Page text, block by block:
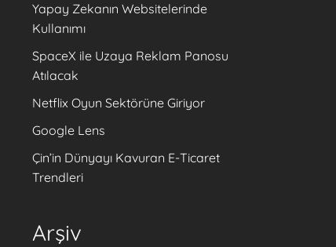
Yapay Zekanın Websitelerinde
Kullanımı
SpaceX ile Uzaya Reklam Panosu
Atılacak
Netflix Oyun Sektörüne Giriyor
Google Lens
Çin’in Dünyayı Kavuran E-Ticaret
Trendleri
Arşiv